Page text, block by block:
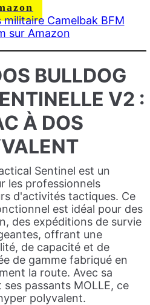
militaire Camelbak BFM
sur Amazon
BULLDOG
V2 :
À DOS
Sentinel est un
les professionnels
d'activités tactiques. Ce
est idéal pour des
des expéditions de survie
offrant une
de capacité et de
de gamme fabriqué en
la route. Avec sa
passants MOLLE, ce
polyvalent.